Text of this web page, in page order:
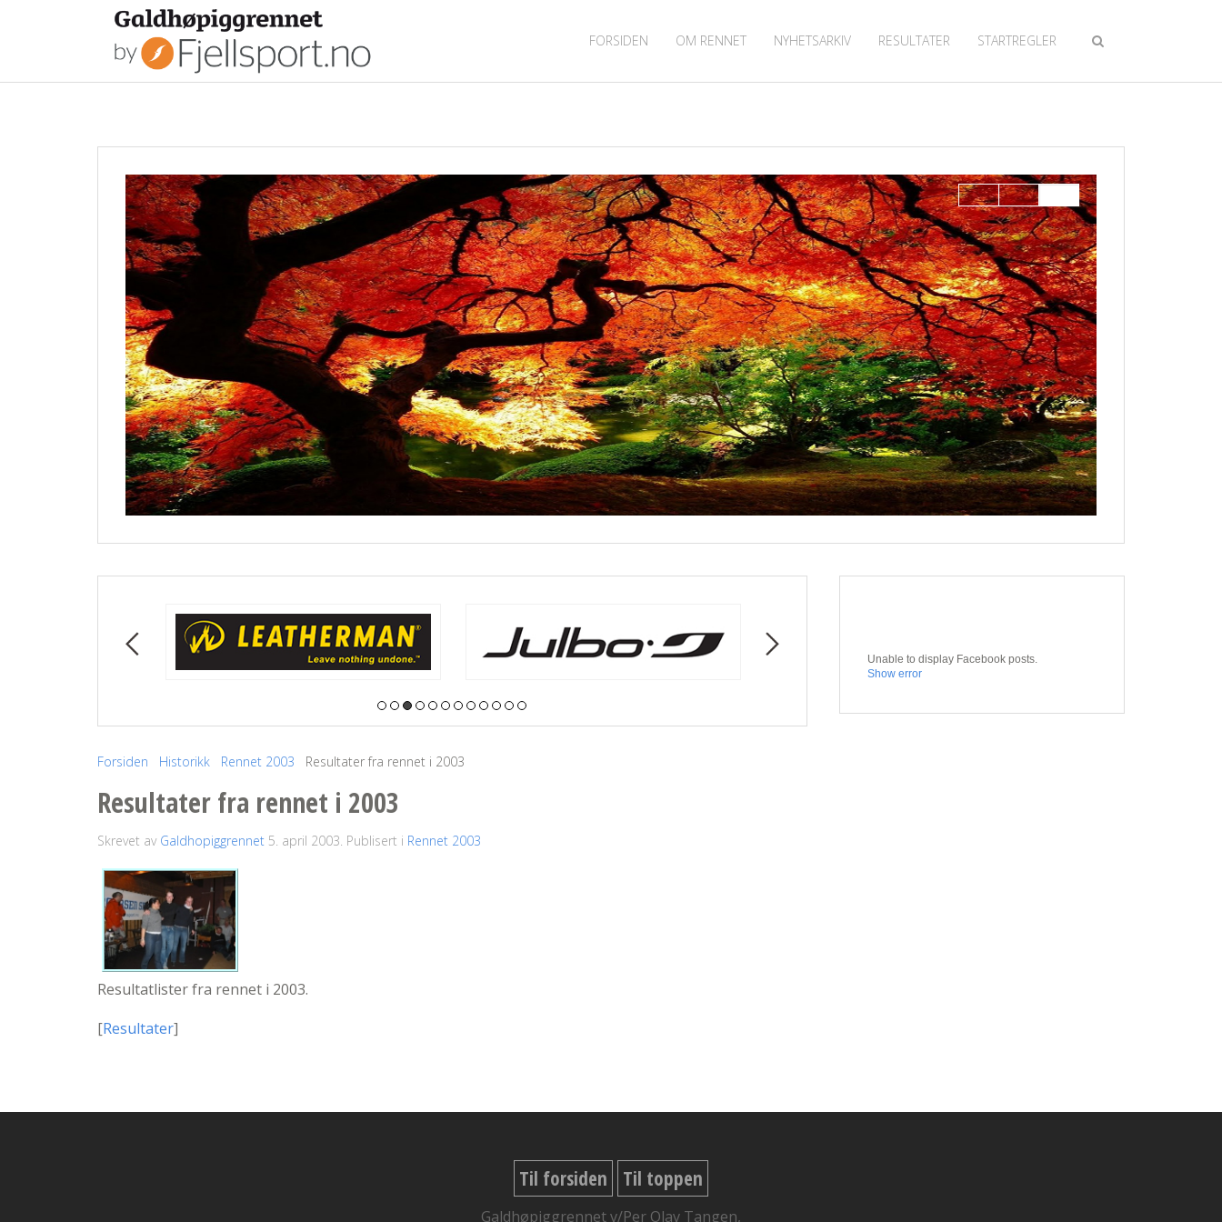
FORSIDEN OM RENNET NYHETSARKIV RESULTATER STARTREGLER
Forsiden Historikk Rennet 2003 Resultater fra rennet i 2003
Resultater fra rennet i 2003
Skrevet av Galdhopiggrennet 5. april 2003. Publisert i Rennet 2003
Resultatlister fra rennet i 2003.
[Resultater]
Unable to display Facebook posts.
Show error
Til forsiden Til toppen
Galdhøpiggrennet v/Per Olav Tangen,